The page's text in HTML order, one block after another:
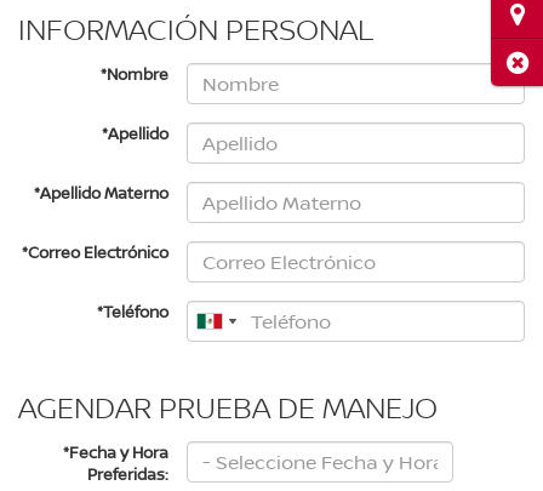
INFORMACIÓN PERSONAL
*Nombre
*Apellido
*Apellido Materno
*Correo Electrónico
*Teléfono
AGENDAR PRUEBA DE MANEJO
*Fecha y Hora
Preferidas: